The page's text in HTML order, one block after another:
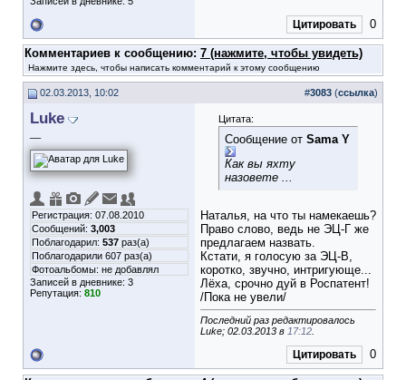
Цитировать 0
Комментариев к сообщению: 7 (нажмите, чтобы увидеть)
Нажмите здесь, чтобы написать комментарий к этому сообщению
02.03.2013, 10:02 #3083 (ссылка)
Luke
Регистрация: 07.08.2010
Сообщений: 3,003
Поблагодарил: 537 раз(а)
Поблагодарили 607 раз(а)
Фотоальбомы: не добавлял
Записей в дневнике: 3
Репутация: 810
Цитата:
Сообщение от Sama Y
Как вы яхту
назовете ...
Наталья, на что ты намекаешь?
Право слово, ведь не ЭЦ-Г же
предлагаем назвать.
Кстати, я голосую за ЭЦ-В,
коротко, звучно, интригующе...
Лёха, срочно дуй в Роспатент!
/Пока не увели/
Последний раз редактировалось
Luke; 02.03.2013 в 17:12
Цитировать 0